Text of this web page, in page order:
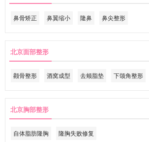
鼻骨矫正 鼻翼缩小 隆鼻 鼻尖整形
北京面部整形
颧骨整形 酒窝成型 去颊脂垫 下颌角整形
北京胸部整形
自体脂肪隆胸 隆胸失败修复